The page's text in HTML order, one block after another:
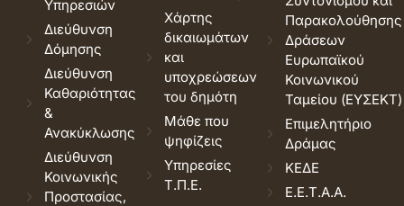
Υπηρεσιών
Διεύθυνση
Δόμησης
Διεύθυνση
Καθαριότητας
&
Ανακύκλωσης
Διεύθυνση
Κοινωνικής
Προστασίας,
Χάρτης
δικαιωμάτων
και
υποχρεώσεων
του δημότη
Μάθε που
ψηφίζεις
Υπηρεσίες
Τ.Π.Ε.
Παρακολούθησης
Δράσεων
Ευρωπαϊκού
Κοινωνικού
Ταμείου (ΕΥΣΕΚΤ)
Επιμελητήριο
Δράμας
ΚΕΔΕ
Ε.Ε.Τ.Α.Α.